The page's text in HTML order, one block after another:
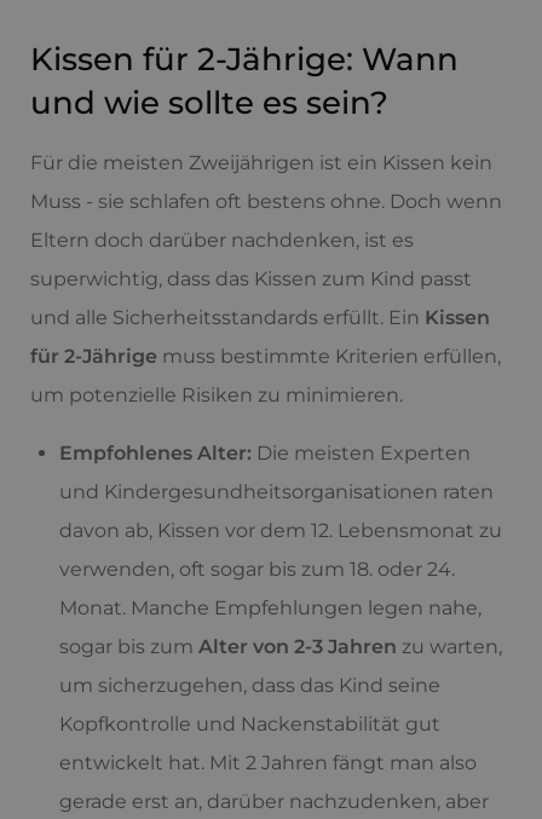
Kissen für 2-Jährige: Wann
und wie sollte es sein?
Für die meisten Zweijährigen ist ein Kissen kein
Muss - sie schlafen oft bestens ohne. Doch wenn
Eltern doch darüber nachdenken, ist es
superwichtig, dass das Kissen zum Kind passt
und alle Sicherheitsstandards erfüllt. Ein Kissen
für 2-Jährige muss bestimmte Kriterien erfüllen,
um potenzielle Risiken zu minimieren.
Empfohlenes Alter: Die meisten Experten
und Kindergesundheitsorganisationen raten
davon ab, Kissen vor dem 12. Lebensmonat zu
verwenden, oft sogar bis zum 18. oder 24.
Monat. Manche Empfehlungen legen nahe,
sogar bis zum Alter von 2-3 Jahren zu warten,
um sicherzugehen, dass das Kind seine
Kopfkontrolle und Nackenstabilität gut
entwickelt hat. Mit 2 Jahren fängt man also
gerade erst an, darüber nachzudenken, aber